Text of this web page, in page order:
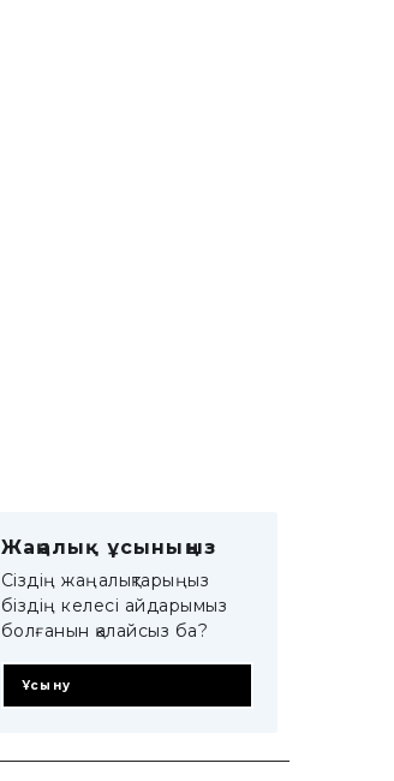
Жаңалық ұсыныңыз
Сіздің жаңалықтарыңыз
біздің келесі айдарымыз
болғанын қалайсыз ба?
Ұсыну